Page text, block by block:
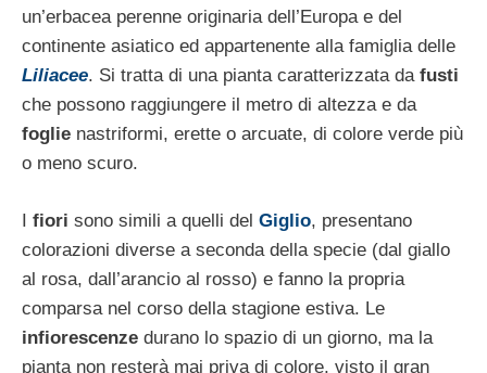
un’erbacea perenne originaria dell’Europa e del
continente asiatico ed appartenente alla famiglia delle
Liliacee. Si tratta di una pianta caratterizzata da fusti
che possono raggiungere il metro di altezza e da
foglie nastriformi, erette o arcuate, di colore verde più
o meno scuro.
I fiori sono simili a quelli del Giglio, presentano
colorazioni diverse a seconda della specie (dal giallo
al rosa, dall’arancio al rosso) e fanno la propria
comparsa nel corso della stagione estiva. Le
infiorescenze durano lo spazio di un giorno, ma la
pianta non resterà mai priva di colore, visto il gran